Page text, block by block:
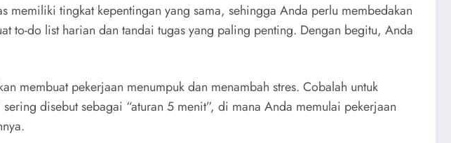
memiliki tingkat kepentingan yang sama, sehingga Anda perlu membedakan
to-do list harian dan tandai tugas yang paling penting. Dengan begitu, Anda
membuat pekerjaan menumpuk dan menambah stres. Cobalah untuk
disebut sebagai “aturan 5 menit”, di mana Anda memulai pekerjaan